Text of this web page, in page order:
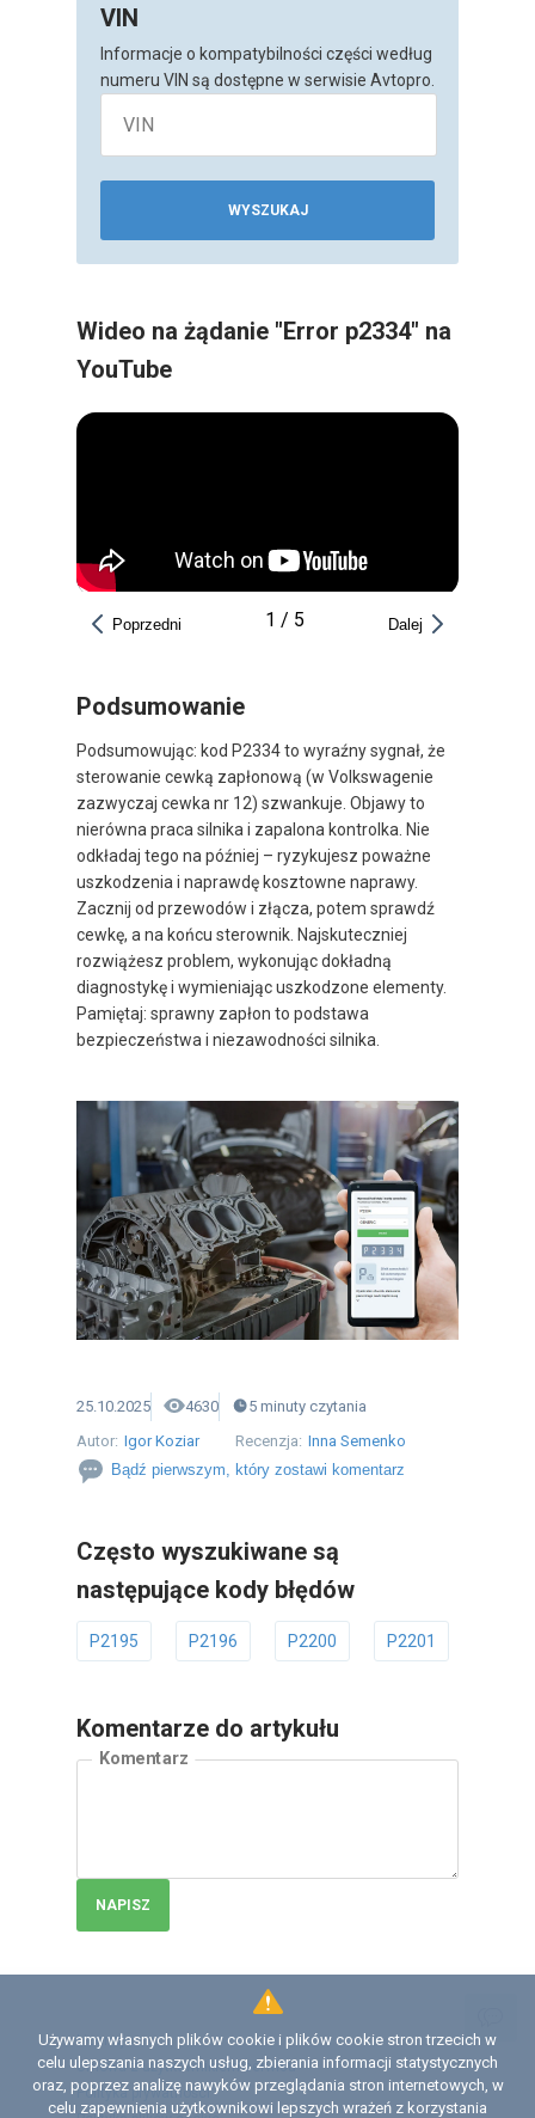
VIN
Informacje o kompatybilności części według
numeru VIN są dostępne w serwisie Avtopro.
WYSZUKAJ
Wideo na żądanie "Error p2334" na
YouTube
Poprzedni 1 / 5 Dalej
Podsumowanie
Podsumowując: kod P2334 to wyraźny sygnał, że
sterowanie cewką zapłonową (w Volkswagenie
zazwyczaj cewka nr 12) szwankuje. Objawy to
nierówna praca silnika i zapalona kontrolka. Nie
odkładaj tego na później – ryzykujesz poważne
uszkodzenia i naprawdę kosztowne naprawy.
Zacznij od przewodów i złącza, potem sprawdź
cewkę, a na końcu sterownik. Najskuteczniej
rozwiążesz problem, wykonując dokładną
diagnostykę i wymieniając uszkodzone elementy.
Pamiętaj: sprawny zapłon to podstawa
bezpieczeństwa i niezawodności silnika.
25.10.2025 4630 5 minuty czytania
Autor: Igor Koziar Recenzja: Inna Semenko
Bądź pierwszym, który zostawi komentarz
Często wyszukiwane są
następujące kody błędów
P2195 P2196 P2200 P2201
Komentarze do artykułu
Komentarz
NAPISZ
Używamy własnych plików cookie i plików cookie stron trzecich w
celu ulepszania naszych usług, zbierania informacji statystycznych
oraz, poprzez analizę nawyków przeglądania stron internetowych, w
celu zapewnienia użytkownikowi lepszych wrażeń z korzystania
Licencja
Umowa z użytkownikiem serwisu
Polityka prywatności